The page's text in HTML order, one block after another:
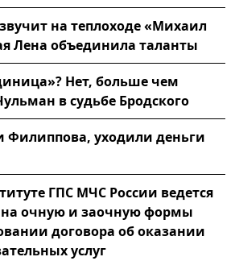
на теплоходе «Михаил
Лена объединила таланты
Нет, больше чем
в судьбе Бродского
Филиппова, уходили деньги
ГПС МЧС России ведется
на очную и заочную формы
договора об оказании
услуг